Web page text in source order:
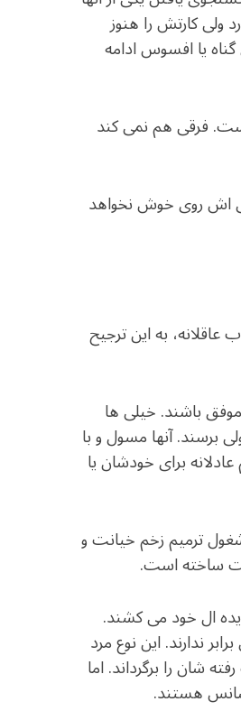
کارتش را هنوز
یا افسوس ادامه
فرقی هم نمی کند
اش روی خوش نخواهد
به این ترجیح
باشند. خیلی ها
برسند. آنها مسول و با
برای خودشان یا
ترمیم زخم خیانت و
ساخته است.
ال خود می کشند.
ندارند. این نوع مرد
شان را برگرداند. اما
هستند.